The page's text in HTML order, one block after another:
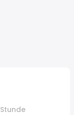
Stunde